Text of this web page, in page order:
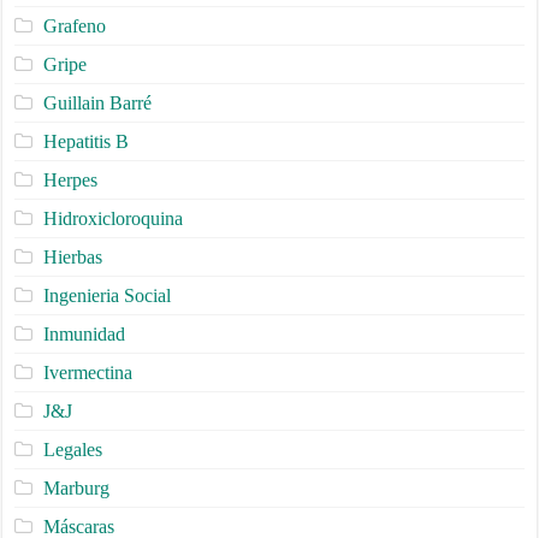
Grafeno
Gripe
Guillain Barré
Hepatitis B
Herpes
Hidroxicloroquina
Hierbas
Ingenieria Social
Inmunidad
Ivermectina
J&J
Legales
Marburg
Máscaras